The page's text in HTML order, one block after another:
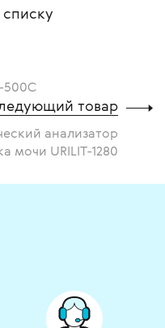
списку
500С
товар
анализатор
мочи URILIT-1280